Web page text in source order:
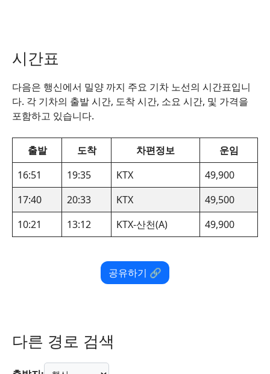
시간표
다음은 행신에서 밀양 까지 주요 기차 노선의 시간표입니
다. 각 기차의 출발 시간, 도착 시간, 소요 시간, 및 가격을
포함하고 있습니다.
출발 도착 차편정보
운임
16:51
19:35 KTX
49,900
17:40
20:33 KTX
49,500
10:21
13:12 KTX-산천(A) 49,900
공유하기 🔗
다른 경로 검색